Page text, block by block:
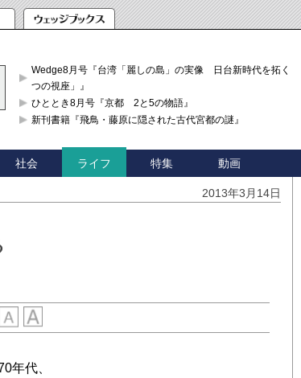
Wedge8月号『台湾「麗しの島」の実像 日台新時代を拓く「3
つの視座」』
ひととき8月号『京都 2と5の物語』
新刊書籍『飛鳥・藤原に隠された古代宮都の謎』
社会 ライフ 特集 動画
2013年3月14日
年代、